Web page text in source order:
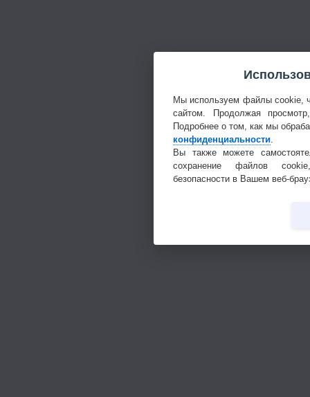
Мы используем файлы cookie,
сайтом. Продолжая
Подробнее о том, как мы
конфиденциальности.
Вы также можете
сохранение файлов
безопасности в Вашем веб-